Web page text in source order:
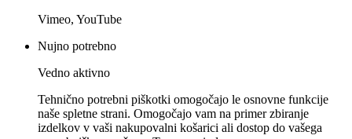
Vimeo, YouTube
Nujno potrebno
Vedno aktivno
Tehnično potrebni piškotki omogočajo le osnovne funkcije
naše spletne strani. Omogočajo vam na primer zbiranje
izdelkov v vaši nakupovalni košarici ali dostop do vašega